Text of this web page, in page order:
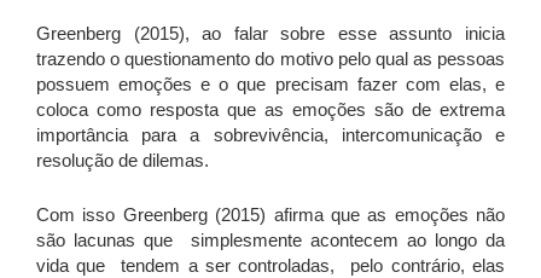
Greenberg (2015), ao falar sobre esse assunto inicia
trazendo o questionamento do motivo pelo qual as pessoas
possuem emoções e o que precisam fazer com elas, e
coloca como resposta que as emoções são de extrema
importância para a sobrevivência, intercomunicação e
resolução de dilemas.
Com isso Greenberg (2015) afirma que as emoções não
são lacunas que simplesmente acontecem ao longo da
vida que tendem a ser controladas, pelo contrário, elas